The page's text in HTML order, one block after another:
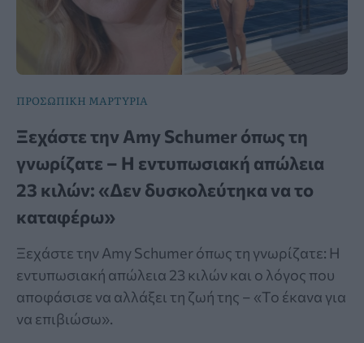
ΠΡΟΣΩΠΙΚΗ ΜΑΡΤΥΡΙΑ
Ξεχάστε την Amy Schumer όπως τη
γνωρίζατε – Η εντυπωσιακή απώλεια
23 κιλών: «Δεν δυσκολεύτηκα να το
καταφέρω»
Ξεχάστε την Amy Schumer όπως τη γνωρίζατε: Η
εντυπωσιακή απώλεια 23 κιλών και ο λόγος που
αποφάσισε να αλλάξει τη ζωή της – «Το έκανα για
να επιβιώσω».